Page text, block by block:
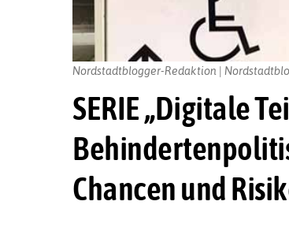
SERIE „Digitale
Chancen und
Nordstadtblogger-Redaktion |